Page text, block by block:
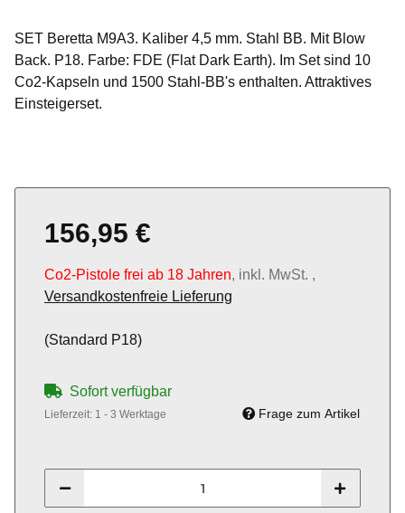
SET Beretta M9A3. Kaliber 4,5 mm. Stahl BB. Mit Blow
Back. P18. Farbe: FDE (Flat Dark Earth). Im Set sind 10
Co2-Kapseln und 1500 Stahl-BB's enthalten. Attraktives
Einsteigerset.
156,95 €
Co2-Pistole frei ab 18 Jahren, inkl. MwSt. ,
Versandkostenfreie Lieferung
(Standard P18)
Sofort verfügbar
Lieferzeit: 1 - 3 Werktage Frage zum Artikel